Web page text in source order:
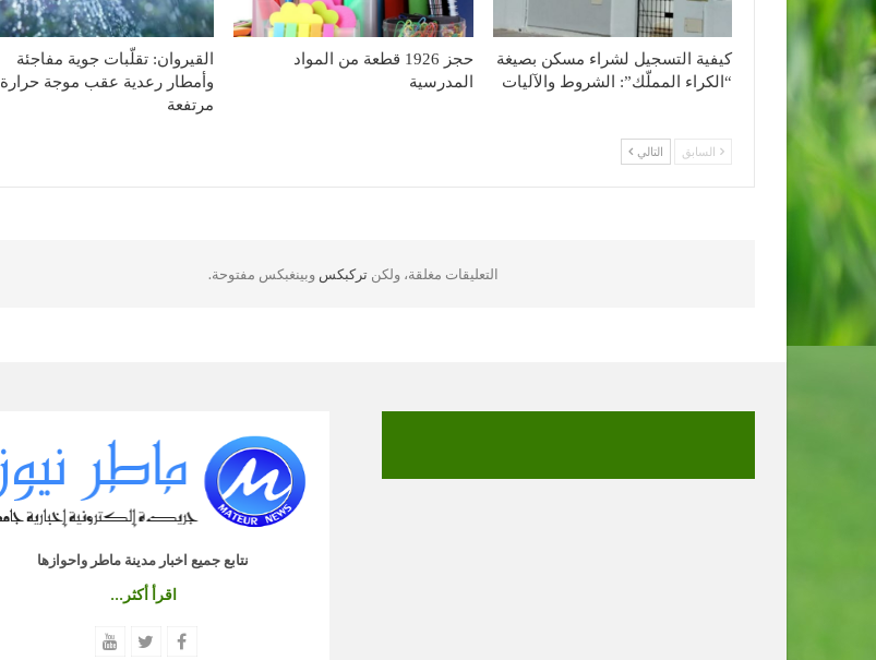
كيفية التسجيل لشراء مسكن بصيغة
“الكراء المملّك”: الشروط والآليات
حجز 1926 قطعة من المواد
المدرسية
القيروان: تقلّبات جوية مفاجئة
وأمطار رعدية عقب موجة حرارة
مرتفعة
السابق التالي
التعليقات مغلقة، ولكن تركبكس وبينغبكس مفتوحة.
نتابع جميع اخبار مدينة ماطر واحوازها
اقرأ أكثر...